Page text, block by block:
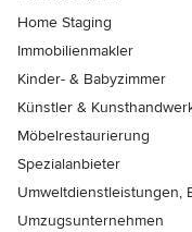
Home Staging
Immobilienmakler
Kinder- & Babyzimmer
Künstler &
Möbelrestaurierung
Spezialanbieter
Umweltdienstleistungen,
Umzugsunternehmen